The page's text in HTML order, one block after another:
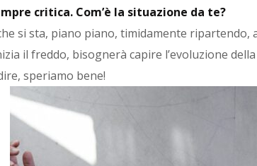
critica. Com’è la situazione da te?
si sta, piano piano, timidamente ripartendo,
il freddo, bisognerà capire l’evoluzione
speriamo bene!